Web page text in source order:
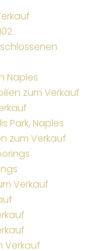
Naples
zum Verkauf
Park, Naples
zum Verkauf
Verkauf
Verkauf